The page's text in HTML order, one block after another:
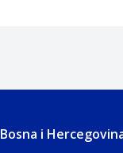
Bosna i